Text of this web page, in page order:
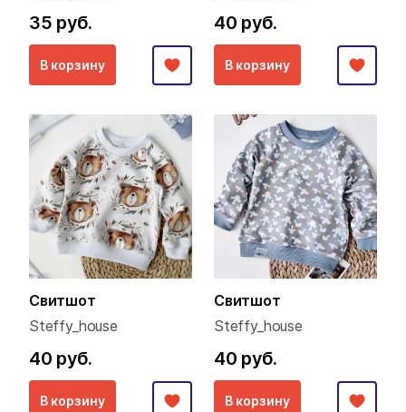
35 руб.
В корзину
40 руб.
В корзину
Свитшот
Steffy_house
40 руб.
В корзину
Свитшот
Steffy_house
40 руб.
В корзину